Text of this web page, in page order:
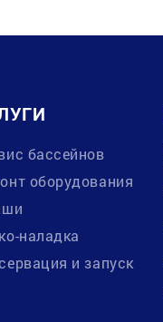
бассейнов
оборудования
наладка
и запуск